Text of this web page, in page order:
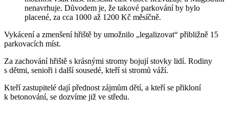
nenavrhuje. Důvodem je, že takové parkování by bylo
placené, za cca 1000 až 1200 Kč měsíčně.
Vykácení a zmenšení hřiště by umožnilo „legalizovat“ přibližně 15
parkovacích míst.
Za zachování hřiště s krásnými stromy bojují stovky lidí. Rodiny
s dětmi, senioři i další sousedé, kteří si stromů váží.
Kteří zastupitelé dají přednost zájmům dětí, a kteří se přikloní
k betonování, se dozvíme již ve středu.